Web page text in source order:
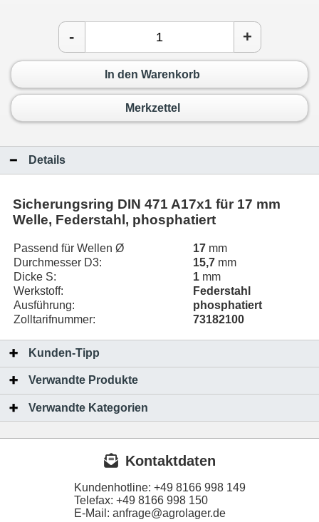
- +
In den Warenkorb
Merkzettel
Details
Sicherungsring DIN 471 A17x1 für 17 mm
Welle, Federstahl, phosphatiert
Passend für Wellen Ø 17 mm
Durchmesser D3:
15,7 mm
Dicke S:
1 mm
Werkstoff:
Federstahl
Ausführung:
phosphatiert
Zolltarifnummer:
73182100
Kunden-Tipp
Verwandte Produkte
Verwandte Kategorien
Kontaktdaten
Kundenhotline: +49 8166 998 149
Telefax: +49 8166 998 150
E-Mail: anfrage@agrolager.de